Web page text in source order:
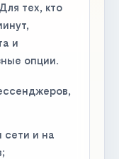
тех, кто
и
опции.
сети и на